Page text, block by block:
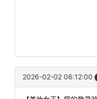
2026-02-02 06:12:00